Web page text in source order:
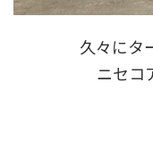
久々にタ
ニセコ